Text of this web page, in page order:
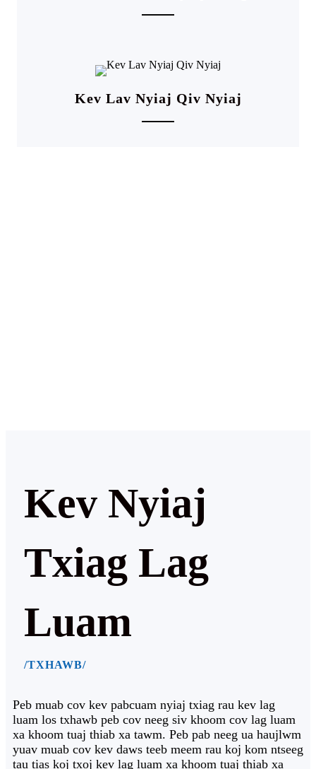
Kev Lav Nyiaj Qiv Nyiaj
Kev Nyiaj
Txiag Lag
Luam
/TXHAWB/
Peb muab cov kev pabcuam nyiaj txiag rau kev lag
luam los txhawb peb cov neeg siv khoom cov lag luam
xa khoom tuaj thiab xa tawm. Peb pab neeg ua haujlwm
yuav muab cov kev daws teeb meem rau koj kom ntseeg
tau tias koj txoj kev lag luam xa khoom tuaj thiab xa